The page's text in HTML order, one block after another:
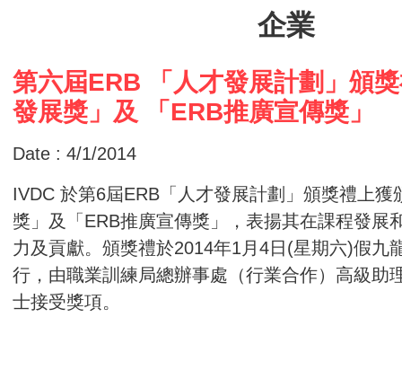
企業
第六屆ERB 「人才發展計劃」頒
發展獎」及 「ERB推廣宣傳獎」
Date : 4/1/2014
IVDC 於第6屆ERB「人才發展計劃」頒獎禮上獲
獎」及「ERB推廣宣傳獎」，表揚其在課程發展
力及貢獻。頒獎禮於2014年1月4日(星期六)假九
行，由職業訓練局總辦事處（行業合作）高級助
士接受獎項。